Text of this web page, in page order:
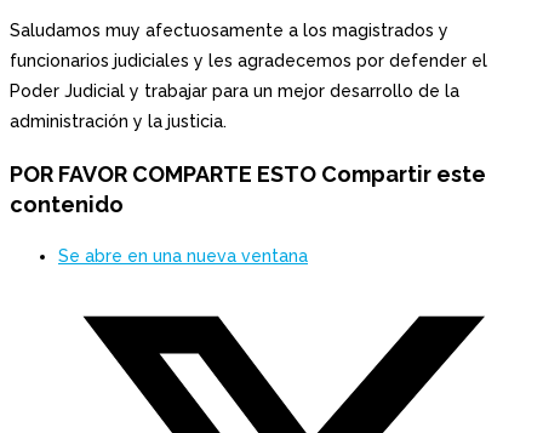
Saludamos muy afectuosamente a los magistrados y
funcionarios judiciales y les agradecemos por defender el
Poder Judicial y trabajar para un mejor desarrollo de la
administración y la justicia.
POR FAVOR COMPARTE ESTO Compartir este
contenido
Se abre en una nueva ventana